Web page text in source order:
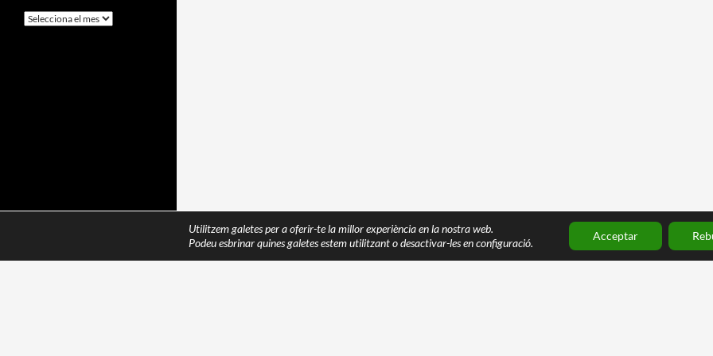
Arxius
Utilitzem galetes per a oferir-te la millor experiència en la nostra web.
Podeu esbrinar quines galetes estem utilitzant o desactivar-les en configuració.
Acceptar